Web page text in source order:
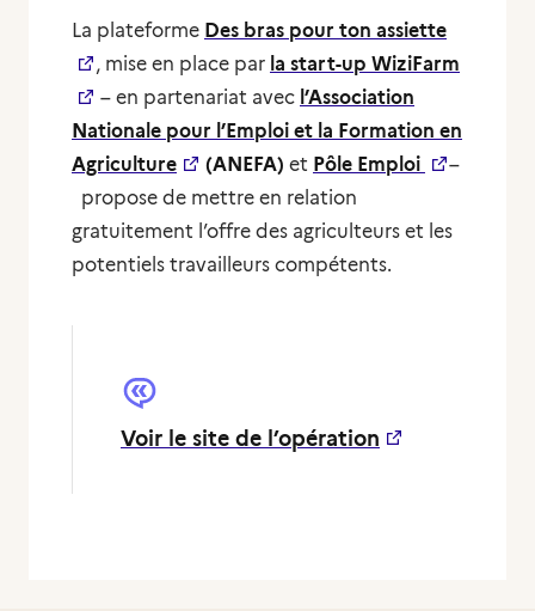
La plateforme Des bras pour ton assiette
, mise en place par la start-up WiziFarm
– en partenariat avec l’Association
Nationale pour l’Emploi et la Formation en
Agriculture
(ANEFA) et Pôle Emploi
–
propose de mettre en relation
gratuitement l’offre des agriculteurs et les
potentiels travailleurs compétents.
Voir le site de l’opération